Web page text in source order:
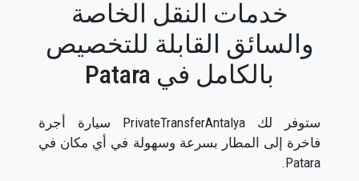
خدمات النقل الخاصة
والسائق القابلة للتخصيص
بالكامل في Patara
ستوفر لك PrivateTransferAntalya سيارة أجرة
فاخرة إلى المطار بسرعة وسهولة في أي مكان في
Patara.